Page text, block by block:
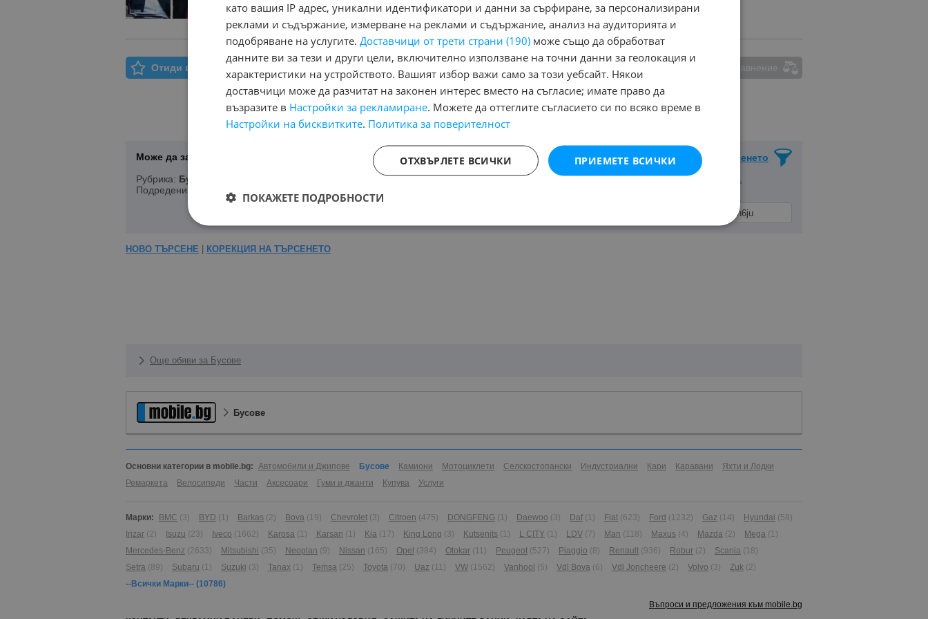
Отиди в Моят Бележник Няма маркирани обяви за печатане Няма маркирани обяви за сравнение
Назад 1 Напред
Може да запазите Вашето търсене на:
Запази Търсенето
Рубрика: Бусове Нов, Употребяван, Повреден/ударен, Намира се вобл. Кърджали, Населено мястос. Бенковски ,
Подредени по:
Марка/Модел/Цена
НОВО ТЪРСЕНЕ КОРЕКЦИЯ НА ТЪРСЕНЕТО
Още обяви за Бусове
Бусове
Основни категории в mobile.bg: Автомобили и Джипове Бусове Камиони Мотоциклети Селскостопански Индустриални Кари Каравани
Яхти и Лодки
Ремаркета
Велосипеди Части Аксесоари Гуми и джанти Купува Услуги
Марки: BMC (3) BYD (1) Barkas (2) Bova (19) Chevrolet (3) Citroen (475) DONGFENG (1) Daewoo (3) Daf (1) Fiat (623) Ford (1232) Gaz (14) Hyundai (58)
Irizar (2) Isuzu (23) Iveco (1662) Karosa (1) Karsan (1) Kia (17) King Long (3) Kutsenits (1) L CITY (1) LDV (7) Man (118) Maxus (4) Mazda (2) Mega (1)
Mercedes-Benz (2633) Mitsubishi (35) Neoplan (9) Nissan (165) Opel (384) Otokar (11) Peugeot (527) Piaggio (8) Renault (936) Robur (2) Scania (18)
Setra (89) Subaru (1) Suzuki (3) Tanax (1) Temsa (25) Toyota (70) Uaz (11) VW (1562) Vanhool (5) Vdl Bova (6) Vdl Joncheere (2) Volvo (3) Zuk (2)
--Всички Марки-- (10786)
Въпроси и предложения към mobile.bg
като вашия IP адрес, уникални идентификатори и данни за сърфиране, за персонализирани
реклами и съдържание, измерване на реклами и съдържание, анализ на аудиторията и
подобряване на услугите. Доставчици от трети страни (190) може също да обработват
данните ви за тези и други цели, включително използване на точни данни за геолокация и
характеристики на устройството. Вашият избор важи само за този уебсайт. Някои
доставчици може да разчитат на законен интерес вместо на съгласие; имате право да
възразите в Настройки за рекламиране. Можете да оттеглите съгласието си по всяко време в
Настройки на бисквитките. Политика за поверителност
ПРИЕМЕТЕ ВСИЧКИ
ОТХВЪРЛЕТЕ ВСИЧКИ
ПОКАЖЕТЕ ПОДРОБНОСТИ